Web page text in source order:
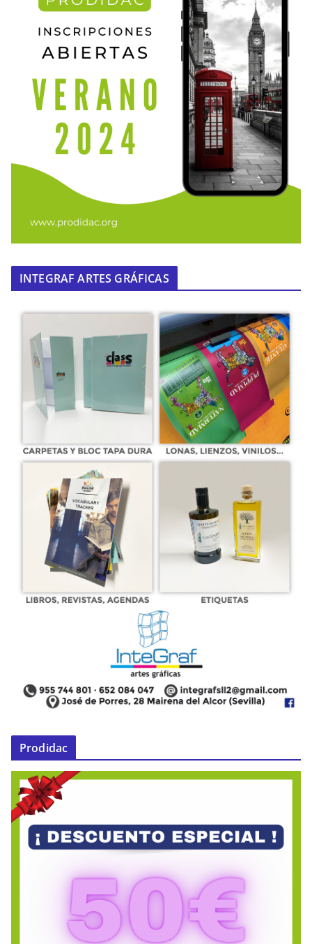
INTEGRAF ARTES GRÁFICAS
Prodidac